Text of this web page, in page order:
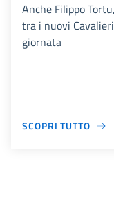
Anche Filippo
tra i nuovi
giornata
SCOPRI TUTTO